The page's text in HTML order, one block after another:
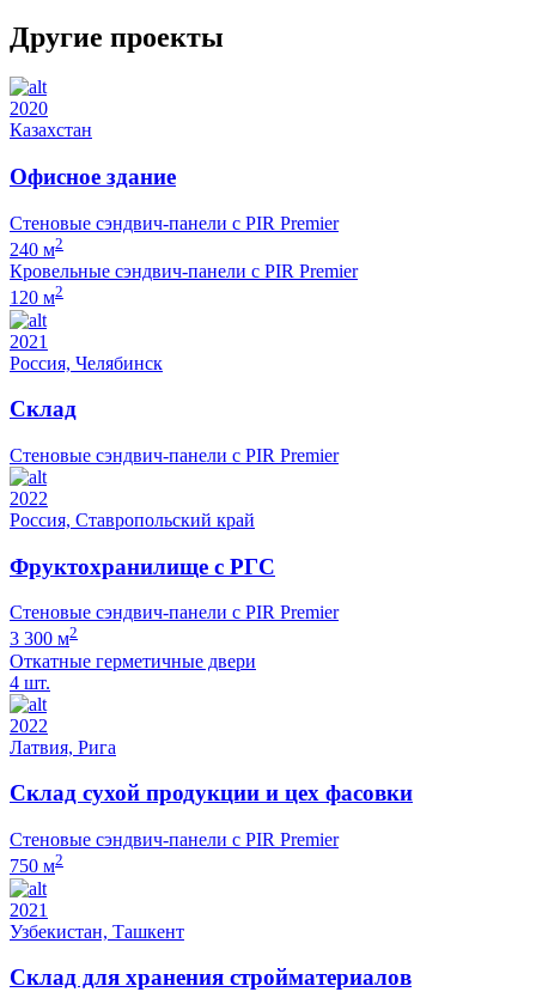
Другие проекты
2020
Казахстан
Офисное здание
Стеновые сэндвич-панели с PIR Premier
240 м2
Кровельные сэндвич-панели с PIR Premier
120 м2
2021
Россия, Челябинск
Склад
Стеновые сэндвич-панели с PIR Premier
2022
Россия, Ставропольский край
Фруктохранилище с РГС
Стеновые сэндвич-панели с PIR Premier
3 300 м2
Откатные герметичные двери
4 шт.
2022
Латвия, Рига
Склад сухой продукции и цех фасовки
Стеновые сэндвич-панели с PIR Premier
750 м2
2021
Узбекистан, Ташкент
Склад для хранения стройматериалов